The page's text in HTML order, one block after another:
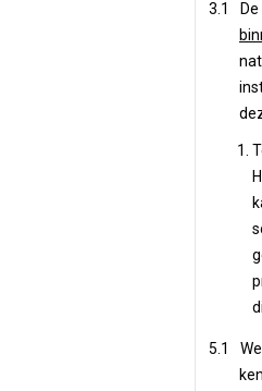
3.1 De
5.1